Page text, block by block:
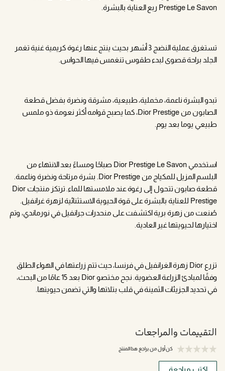
Prestige Le Savon ربع العناية بالبشرة.
تستغرق عملية النضج 3 أشهر بحيث ينتج عنها رغوة كريمية غنية تغمر
الجلد براحة قصوى لبدء طقوس تنغمس فيها الحواس.
تبدو البشرة ناعمة، مخملية، طبيعية، مشرقة ونضرة بفضل قطعة
الصابون من Dior Prestige، كما يصبح قوامه أكثر نعومة ذو ملمس
طبيعي يوما بعد يوم.
استخدمي Dior Prestige Le Savon صباحًا ومساءً بعد الانتهاء من
البلسم المزيل للمكياج من Dior Prestige. بشرة مرتاحة ونضرة وناعمة.
قطعة صابون تتحول إلى رغوة عند ملامستها للماء. ترتكز منتجات Dior
Prestige للعناية بالبشرة على قوة الحيوية الاستثنائية لزهرة غرانفيل.
صُنعت من زهرة برية اكتشفت على منحدرات جرانفيل في نورماندي، وتم
اختيارها لحيويتها غير العادية.
تزرع Dior زهرة الغرانفيل في فرنسا، حيث تتم زراعتها في الهواء الطلق
وفقًا لمبادئ الزراعة العضوية. نجح مختصو Dior بعد 15 عامًا من البحث،
في تحديد الجزيئات الثمينة في قلب بتلاتها والتي تضمن حيويتها.
التقييمات والمراجعات
كن أول من يراجع هذا المنتج
اكتب مراجعة